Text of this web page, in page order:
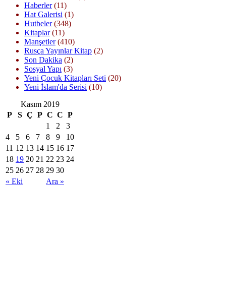
Haberler(11)
Hat Galerisi (1)
Hutbeler(348)
Kitaplar(11)
Manşetler(410)
Rusça Yayınlar Kitap (2)
Son Dakika (2)
Sosyal Yapı (3)
Yeni Çocuk Kitapları Seti (20)
Yeni İslam'da Serisi (10)
Kasım 2019
P
S Ç P C C P
« Eki Ara »
1 2
3
4
5 6 7 8 9
10
11 12 13 14 15 16 17
18 19 20 21 22 23 24
25 26 27 28 29 30